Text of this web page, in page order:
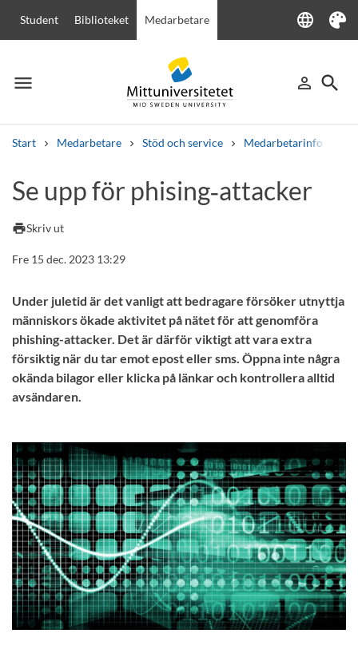
Student Biblioteket Medarbetare language
Language
Tema
menu
Meny person_outline
Logga in
search
Sök
Start Medarbetare Stöd och service Medarbetarinfo
Andra söktjänster
Kurser och program
Se upp för phising‑attacker
printSkriv ut
Fre 15 dec. 2023 13:29
Under juletid är det vanligt att bedragare försöker utnyttja
människors ökade aktivitet på nätet för att genomföra
phishing-attacker. Det är därför viktigt att vara extra
försiktig när du tar emot epost eller sms. Öppna inte några
okända bilagor eller klicka på länkar och kontrollera alltid
avsändaren.